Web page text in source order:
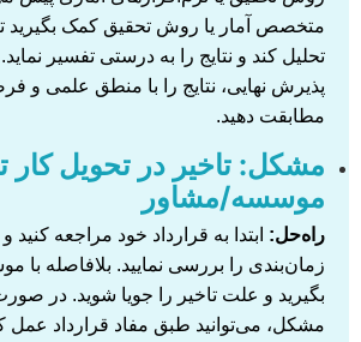
متخصص آمار یا روش تحقیق کمک بگیرید تا
تحلیل کند و نتایج را به درستی تفسیر
پذیرش نهایی، نتایج را با منطق علمی و
مطابقت دهید.
مشکل: تاخیر در تحویل
موسسه/مشاور
راه‌حل: ابتدا به قرارداد خود مراجعه کنید
زمان‌بندی را بررسی نمایید. بلافاصله با
بگیرید و علت تاخیر را جویا شوید. در
مشکل، می‌توانید طبق مفاد قرارداد عمل